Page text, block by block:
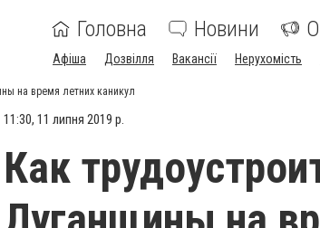
Головна Новини
Афіша Дозвілля Вакансії Нерухомість
на время летних каникул
11:30, 11 липня 2019 р.
Как